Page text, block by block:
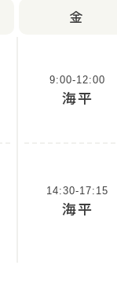
金
9:00-12:00
海平
14:30-17:15
海平